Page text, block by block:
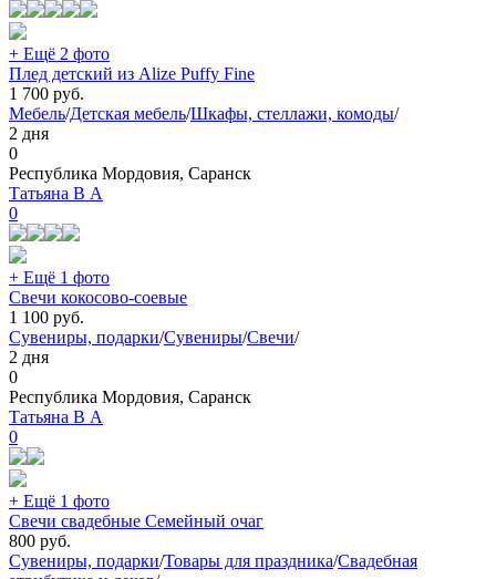
+ Ещё 2 фото
Плед детский из Alize Puffy Fine
1 700 руб.
Мебель/Детская мебель/Шкафы, стеллажи, комоды/
2 дня
0
Республика Мордовия, Саранск
Татьяна В А
0
+ Ещё 1 фото
Свечи кокосово-соевые
1 100 руб.
Сувениры, подарки/Сувениры/Свечи/
2 дня
0
Республика Мордовия, Саранск
Татьяна В А
0
+ Ещё 1 фото
Свечи свадебные Семейный очаг
800 руб.
Сувениры, подарки/Товары для праздника/Свадебная